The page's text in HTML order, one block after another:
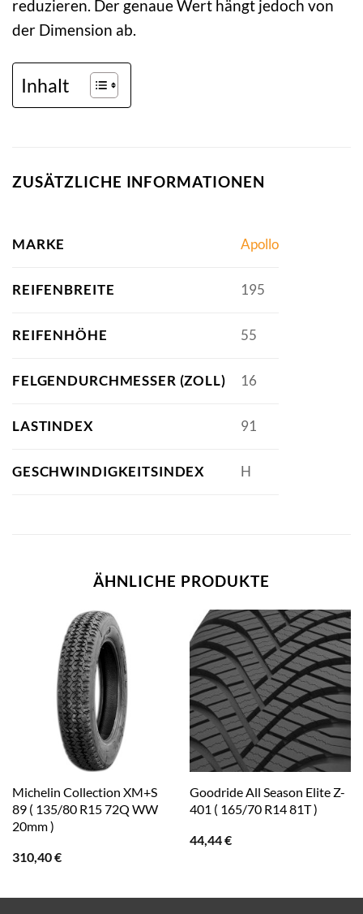
reduzieren. Der genaue Wert hängt jedoch von
der Dimension ab.
Inhalt
ZUSÄTZLICHE INFORMATIONEN
MARKE Apollo
REIFENBREITE 195
REIFENHÖHE 55
FELGENDURCHMESSER (ZOLL) 16
LASTINDEX 91
GESCHWINDIGKEITSINDEX H
ÄHNLICHE PRODUKTE
Michelin Collection XM+S
89 ( 135/80 R15 72Q WW
20mm )
310,40€
Goodride All Season Elite Z-
401 ( 165/70 R14 81T )
44,44€